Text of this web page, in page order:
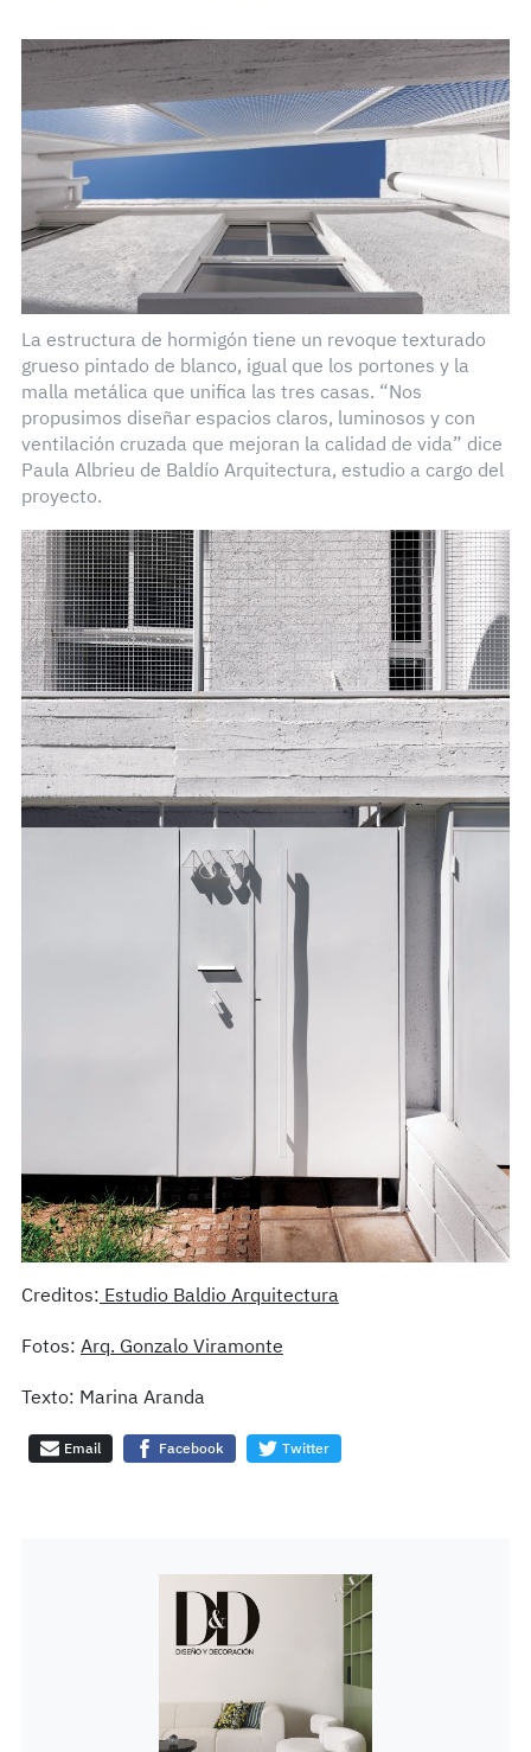
La estructura de hormigón tiene un revoque texturado
grueso pintado de blanco, igual que los portones y la
malla metálica que unifica las tres casas. “Nos
propusimos diseñar espacios claros, luminosos y con
ventilación cruzada que mejoran la calidad de vida” dice
Paula Albrieu de Baldío Arquitectura, estudio a cargo del
proyecto.
Creditos: Estudio Baldio Arquitectura
Fotos: Arq. Gonzalo Viramonte
Texto: Marina Aranda
Email Facebook Twitter